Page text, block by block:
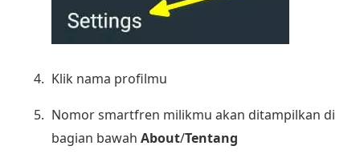
Klik nama profilmu
Nomor smartfren milikmu akan ditampilkan di
bagian bawah About/Tentang